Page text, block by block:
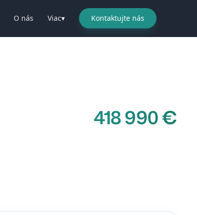
O nás Viac▾ Kontaktujte nás
418 990 €